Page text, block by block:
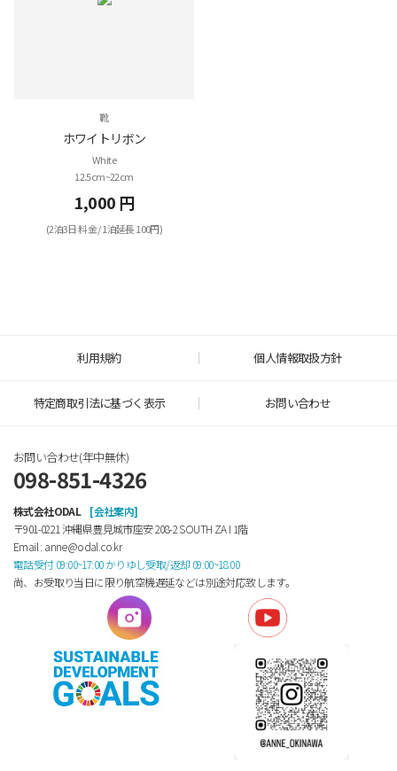
靴
ホワイトリボン
White
12.5cm~22cm
1,000 円
(2泊3日 料金 / 1泊延長 100円)
利用規約 個人情報取扱方針
特定商取引法に基づく表示 お問い合わせ
お問い合わせ(年中無休)
098-851-4326
株式会社ODAL
[会社案内]
〒901-0221 沖縄県豊見城市座安 208-2 SOUTH ZA Ⅰ 1階
Email : anne@odal.co.kr
電話受付 09:00~17:00 かりゆし受取/返却 09:00~18:00
尚、お受取り当日に限り航空機遅延などは別途対応致します。